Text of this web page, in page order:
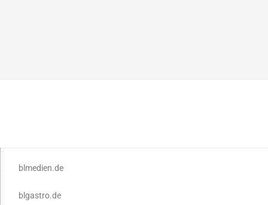
blmedien.de
blgastro.de